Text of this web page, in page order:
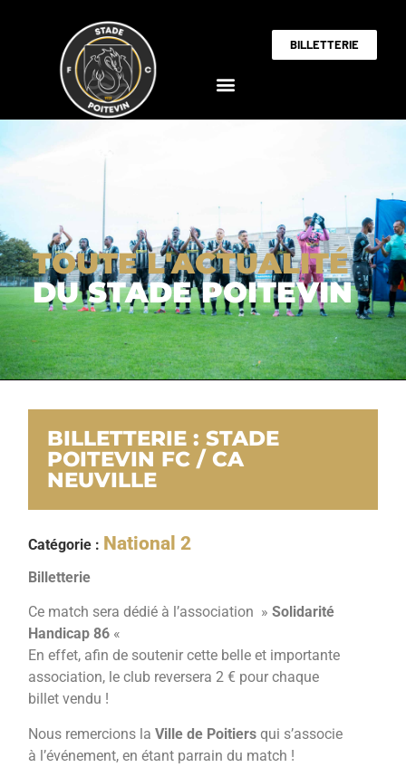
BILLETTERIE
TOUTE L'ACTUALITÉ
DU STADE POITEVIN
BILLETTERIE : STADE
POITEVIN FC / CA
NEUVILLE
Catégorie : National 2
Billetterie
Ce match sera dédié à l’association »Solidarité
Handicap 86 «
En effet, afin de soutenir cette belle et importante
association, le club reversera 2 € pour chaque
billet vendu !
Nous remercions laVille de Poitiers qui s’associe
à l’événement, en étant parrain du match !